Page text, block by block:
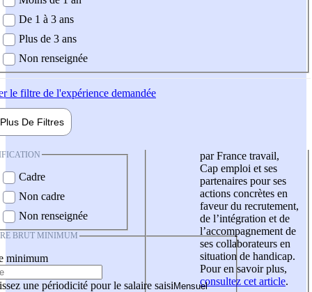
De 1 à 3 ans
Plus de 3 ans
Non renseignée
le filtre de l'expérience demandée
Plus De Filtres
Cadre
Non cadre
Non renseignée
BRUT MINIMUM
minimum
une périodicité pour le salaire saisi
par France travail,
Cap emploi et ses
partenaires pour ses
actions concrètes en
faveur du recrutement,
de l’intégration et de
l’accompagnement de
ses collaborateurs en
situation de handicap.
Pour en savoir plus,
consultez cet article.